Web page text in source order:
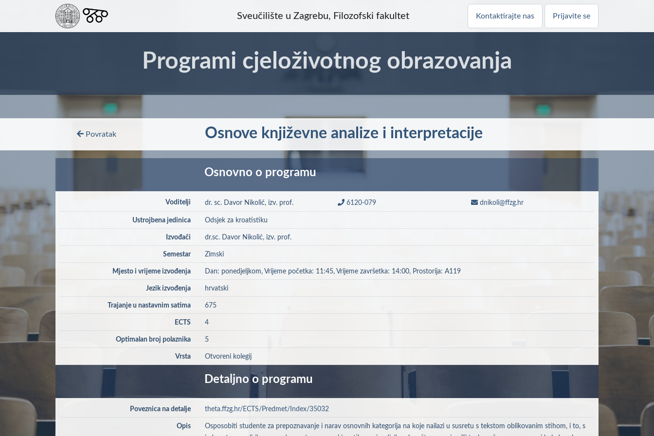
Sveučilište u Zagrebu, Filozofski fakultet Kontaktirajte nas Prijavite se
Programi cjeloživotnog obrazovanja
Povratak Osnove književne analize i interpretacije
Osnovno o programu
Voditelji dr. sc. Davor Nikolić, izv. prof. 6120-079 dnikoli@ffzg.hr
Ustrojbena jedinica Odsjek za kroatistiku
Izvođači dr.sc. Davor Nikolić, izv. prof.
Semestar Zimski
Mjesto i vrijeme izvođenja Dan: ponedjeljkom, Vrijeme početka: 11:45, Vrijeme završetka: 14:00, Prostorija: A119
Jezik izvođenja hrvatski
Trajanje u nastavnim satima 675
ECTS 4
Optimalan broj polaznika 5
Vrsta Otvoreni kolegij
Detaljno o programu
Poveznica na detalje theta.ffzg.hr/ECTS/Predmet/Index/35032
Opis
Osposobiti studente za prepoznavanje i narav osnovnih kategorija na koje nailazi u susretu s tekstom oblikovanim stihom, i to, s